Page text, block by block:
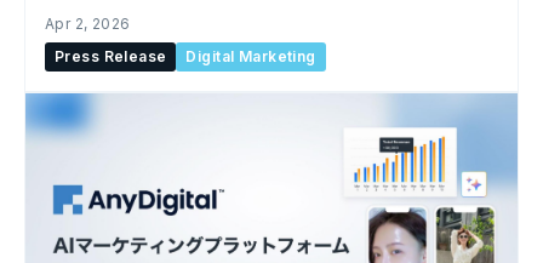
Apr 2, 2026
Press Release
Digital Marketing